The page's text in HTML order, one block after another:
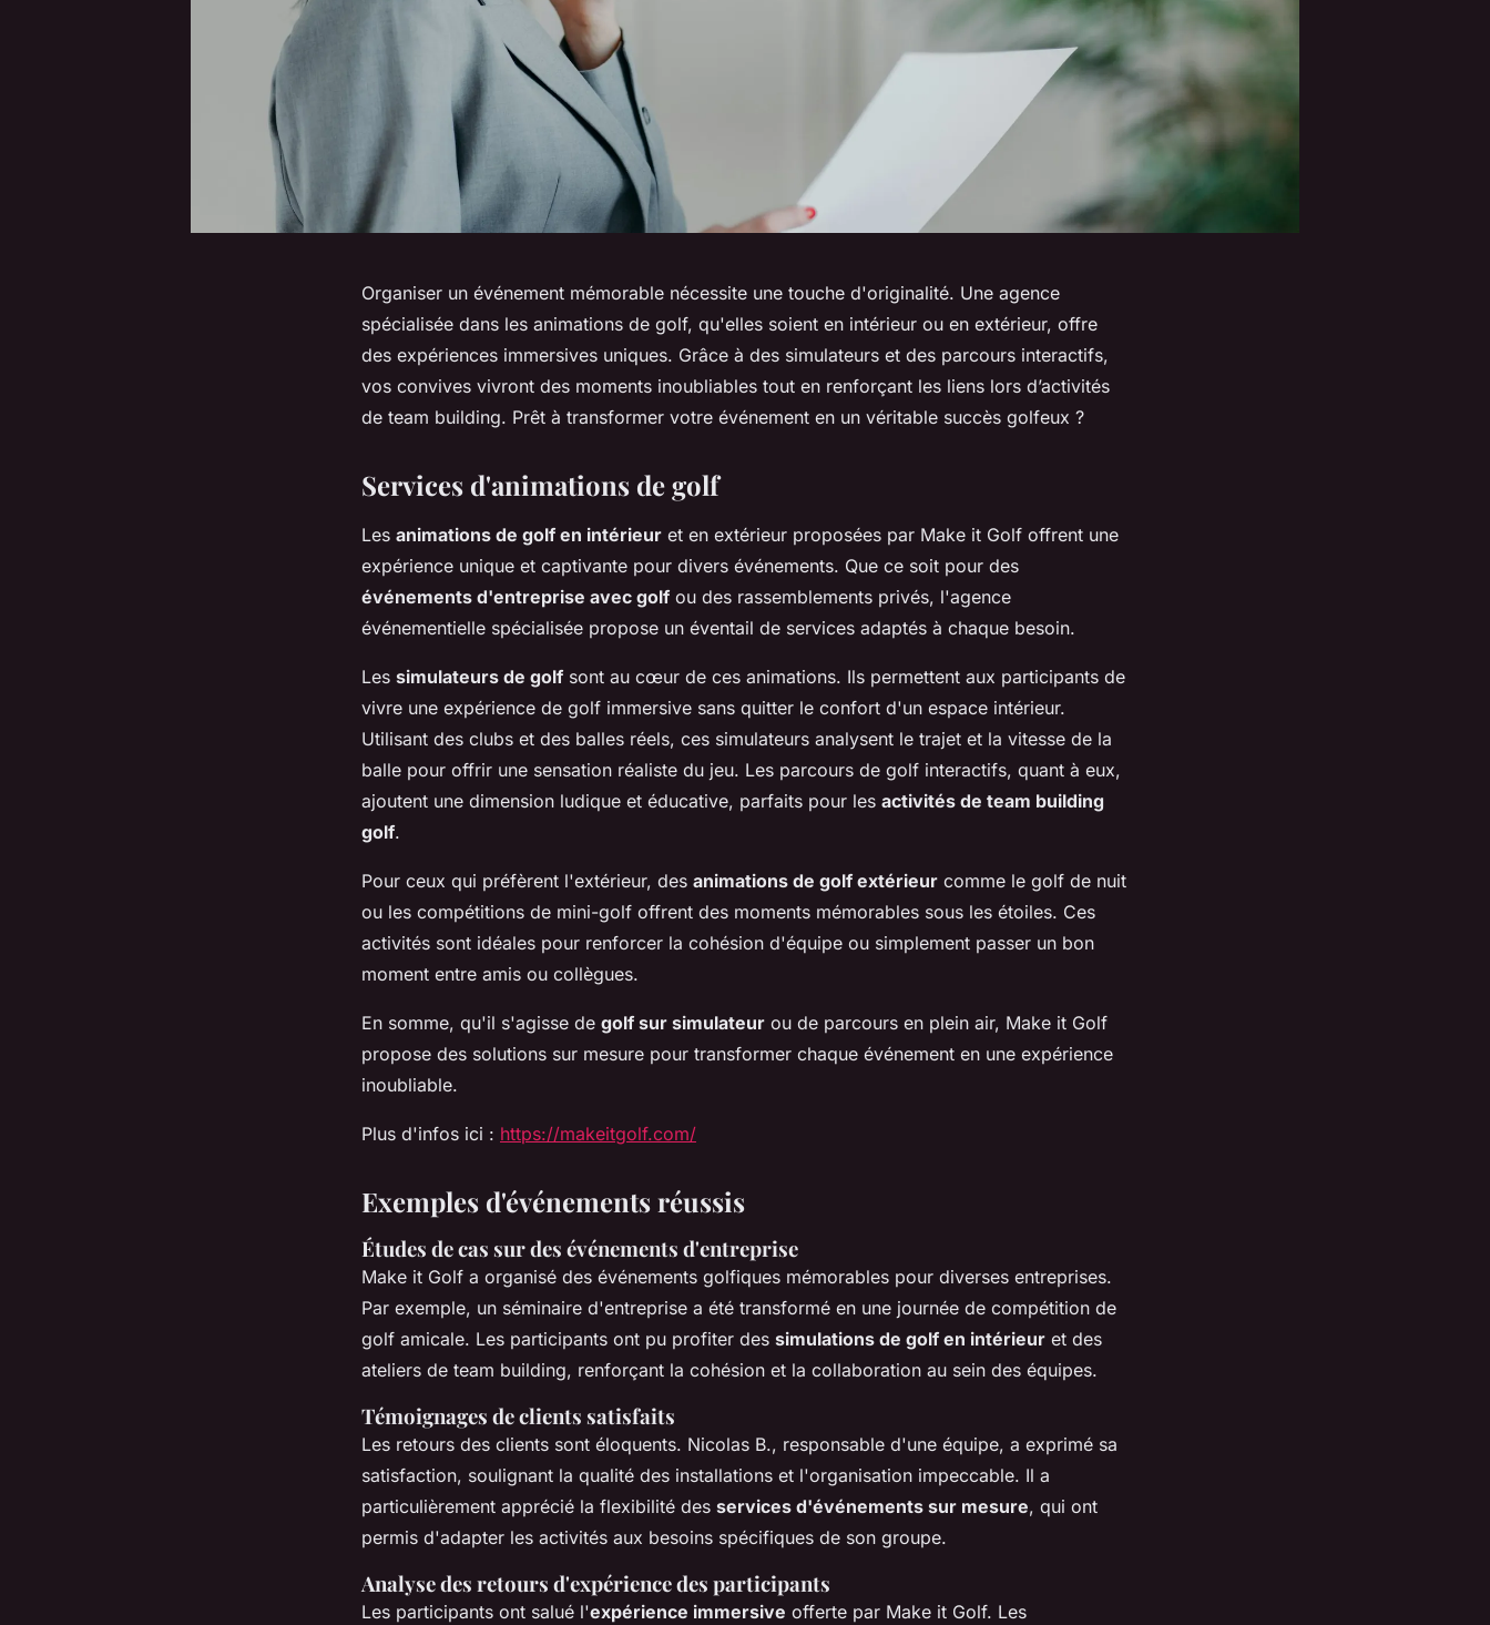
Organiser un événement mémorable nécessite une touche d'originalité. Une agence
spécialisée dans les animations de golf, qu'elles soient en intérieur ou en extérieur, offre
des expériences immersives uniques. Grâce à des simulateurs et des parcours interactifs,
vos convives vivront des moments inoubliables tout en renforçant les liens lors d’activités
de team building. Prêt à transformer votre événement en un véritable succès golfeux ?
Services d'animations de golf
Les animations de golf en intérieur et en extérieur proposées par Make it Golf offrent une
expérience unique et captivante pour divers événements. Que ce soit pour des
événements d'entreprise avec golf ou des rassemblements privés, l'agence
événementielle spécialisée propose un éventail de services adaptés à chaque besoin.
Les simulateurs de golf sont au cœur de ces animations. Ils permettent aux participants de
vivre une expérience de golf immersive sans quitter le confort d'un espace intérieur.
Utilisant des clubs et des balles réels, ces simulateurs analysent le trajet et la vitesse de la
balle pour offrir une sensation réaliste du jeu. Les parcours de golf interactifs, quant à eux,
ajoutent une dimension ludique et éducative, parfaits pour les activités de team building
golf.
Pour ceux qui préfèrent l'extérieur, des animations de golf extérieur comme le golf de nuit
ou les compétitions de mini-golf offrent des moments mémorables sous les étoiles. Ces
activités sont idéales pour renforcer la cohésion d'équipe ou simplement passer un bon
moment entre amis ou collègues.
En somme, qu'il s'agisse de golf sur simulateur ou de parcours en plein air, Make it Golf
propose des solutions sur mesure pour transformer chaque événement en une expérience
inoubliable.
Plus d'infos ici : https://makeitgolf.com/
Exemples d'événements réussis
Études de cas sur des événements d'entreprise
Make it Golf a organisé des événements golfiques mémorables pour diverses entreprises.
Par exemple, un séminaire d'entreprise a été transformé en une journée de compétition de
golf amicale. Les participants ont pu profiter des simulations de golf en intérieur et des
ateliers de team building, renforçant la cohésion et la collaboration au sein des équipes.
Témoignages de clients satisfaits
Les retours des clients sont éloquents. Nicolas B., responsable d'une équipe, a exprimé sa
satisfaction, soulignant la qualité des installations et l'organisation impeccable. Il a
particulièrement apprécié la flexibilité des services d'événements sur mesure, qui ont
permis d'adapter les activités aux besoins spécifiques de son groupe.
Analyse des retours d'expérience des participants
Les participants ont salué l'expérience immersive offerte par Make it Golf. Les